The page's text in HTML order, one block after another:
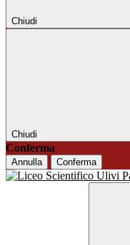
Chiudi
Chiudi
Conferma
Annulla Conferma